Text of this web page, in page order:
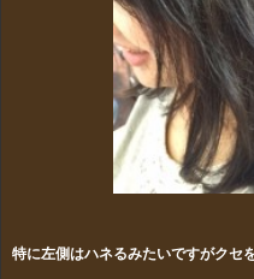
特に左側はハネるみたいですがクセ